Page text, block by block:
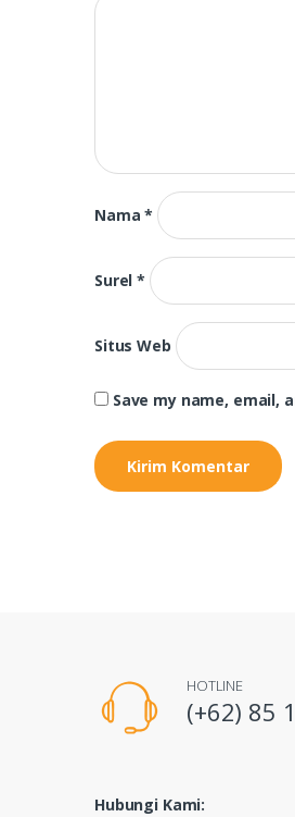
Nama*
Surel*
Situs Web
Save my name, email,
HOTLINE
(+62) 85
Hubungi Kami: